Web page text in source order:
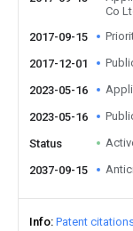
Co
2017-09-15
2017-12-01
2023-05-16
2023-05-16
Status
2037-09-15
Info Patent